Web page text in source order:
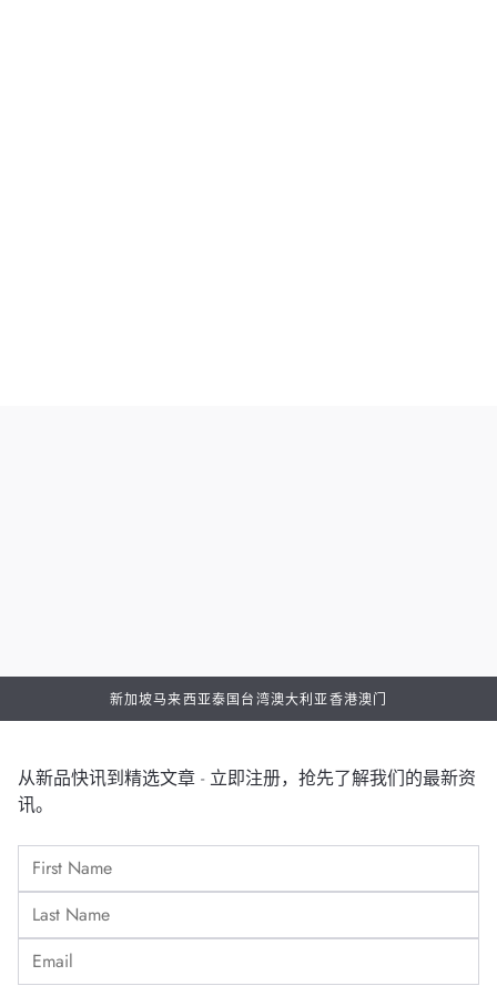
新加坡马来西亚泰国台湾澳大利亚香港澳门
从新品快讯到精选文章 - 立即注册，抢先了解我们的最新资
讯。